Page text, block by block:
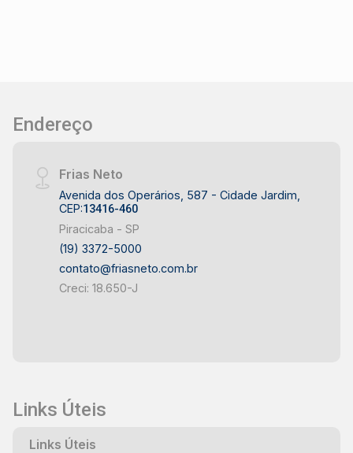
Endereço
Frias Neto
Avenida dos Operários, 587 - Cidade Jardim,
CEP:13416-460
Piracicaba - SP
(19) 3372-5000
contato@friasneto.com.br
Creci: 18.650-J
Links Úteis
Links Úteis